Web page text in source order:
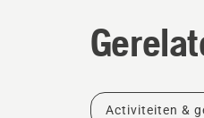
Activiteiten &